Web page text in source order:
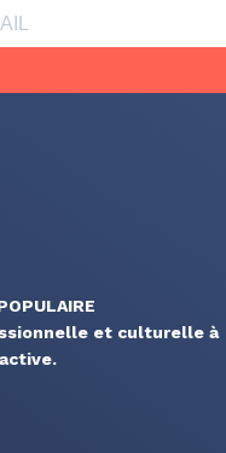
et culturelle à